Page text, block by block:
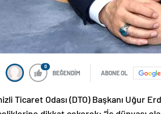
0
BEĞENDİM ABONE OL
Ticaret Odası (DTO) Başkanı Uğur